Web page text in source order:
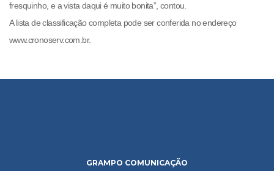
fresquinho, e a vista daqui é muito bonita”, contou.
A lista de classificação completa pode ser conferida no endereço
www.cronoserv.com.br.
GRAMPO COMUNICAÇÃO